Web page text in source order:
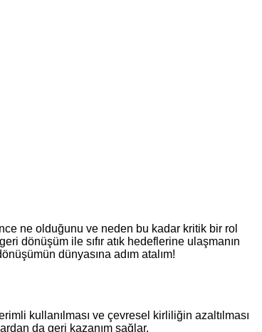
ne olduğunu ve neden bu kadar kritik bir rol
dönüşüm ile sıfır atık hedeflerine ulaşmanın
dünyasına adım atalım!
kullanılması ve çevresel kirliliğin azaltılması
da geri kazanım sağlar.